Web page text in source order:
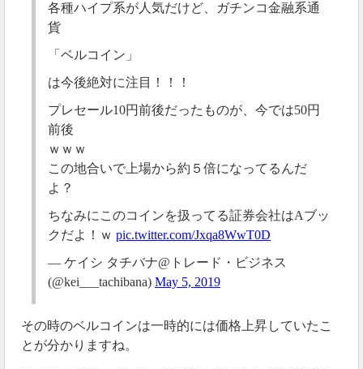
現状、いつメンテナンスが終了するか発表されていま
せん。
そもそもベルコインはbellwoodが発行しているトーク
ンなので、いきなりのメンテナンスを連発して信用を
失い、価格が下落しないかどうか気になりますね。
2020年02月17日
ベルコインの取引板がまったく動かなくなり、出来高
が極小になりましたね。
https://twitter.com/crypto_nekochan/status/
各種ハイプ系が人気だけど、ガチンコ金融系通
貨
「ベルコイン」
は今後絶対に注目！！！
プレセール10円前後だったものが、今では50円
前後
ｗｗｗ
この地合いで上場から約５倍になってるんだ
よ？
ちなみにこのコインを扱ってる証券会社はAブッ
クだよ！ｗ pic.twitter.com/Jxqa8WwT0D
— ケイシ タチバナ@トレード・ビジネス
(@kei___tachibana) May 5, 2019
その時のベルコインは一時的には価格上昇していたこ
とが分かりますね。